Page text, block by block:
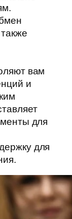
вам
и
для
для